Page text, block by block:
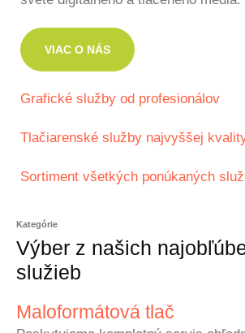
VIAC O NÁS
Grafické služby od profesionálov
Tlačiarenské služby najvyššej
Sortiment všetkých ponúkaných
Kategórie
Výber z našich
služieb
Maloformátová tlač